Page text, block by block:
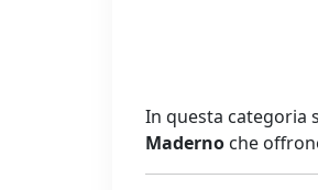
In questa categoria
Maderno che